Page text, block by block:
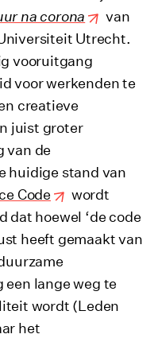
na corona
van
Utrecht.
vooruitgang
voor werkenden te
creatieve
juist groter
van de
huidige stand van
Code
wordt
hoewel ‘de code
heeft gemaakt van
een lange weg te
wordt (Leden
het